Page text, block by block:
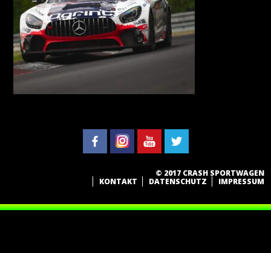
© 2017 CRASH SPORTWAGEN
KONTAKT
DATENSCHUTZ IMPRESSUM